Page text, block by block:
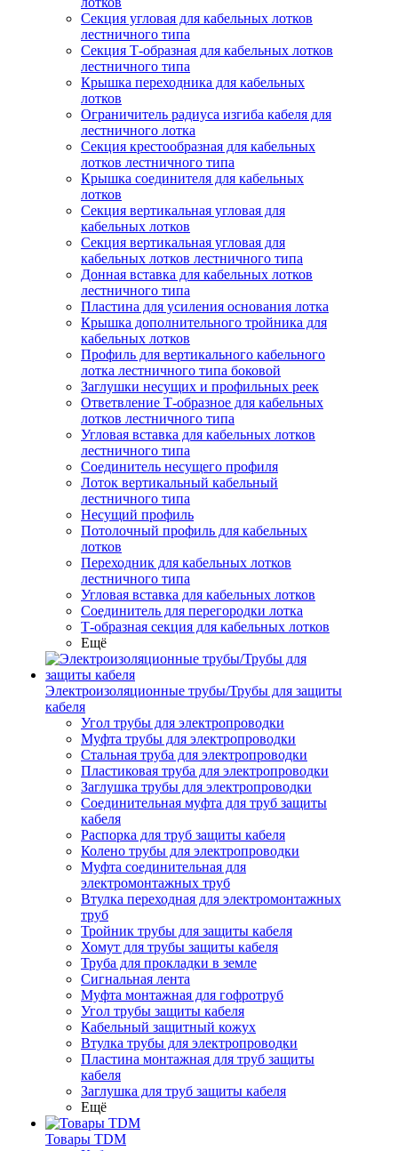
Секция угловая для кабельных лотков
лестничного типа
Секция Т-образная для кабельных лотков
лестничного типа
Крышка переходника для кабельных
лотков
Ограничитель радиуса изгиба кабеля для
лестничного лотка
Секция крестообразная для кабельных
лотков лестничного типа
Крышка соединителя для кабельных
лотков
Секция вертикальная угловая для
кабельных лотков
Секция вертикальная угловая для
кабельных лотков лестничного типа
Донная вставка для кабельных лотков
лестничного типа
Пластина для усиления основания лотка
Крышка дополнительного тройника для
кабельных лотков
Профиль для вертикального кабельного
лотка лестничного типа боковой
Заглушки несущих и профильных реек
Ответвление Т-образное для кабельных
лотков лестничного типа
Угловая вставка для кабельных лотков
лестничного типа
Соединитель несущего профиля
Лоток вертикальный кабельный
лестничного типа
Несущий профиль
Потолочный профиль для кабельных
лотков
Переходник для кабельных лотков
лестничного типа
Угловая вставка для кабельных лотков
Соединитель для перегородки лотка
Т-образная секция для кабельных лотков
Ещё
Электроизоляционные трубы/Трубы для защиты
кабеля
Угол трубы для электропроводки
Муфта трубы для электропроводки
Стальная труба для электропроводки
Пластиковая труба для электропроводки
Заглушка трубы для электропроводки
Соединительная муфта для труб защиты
кабеля
Распорка для труб защиты кабеля
Колено трубы для электропроводки
Муфта соединительная для
электромонтажных труб
Втулка переходная для электромонтажных
труб
Тройник трубы для защиты кабеля
Хомут для трубы защиты кабеля
Труба для прокладки в земле
Сигнальная лента
Муфта монтажная для гофротруб
Угол трубы защиты кабеля
Кабельный защитный кожух
Втулка трубы для электропроводки
Пластина монтажная для труб защиты
кабеля
Заглушка для труб защиты кабеля
Ещё
Товары TDM